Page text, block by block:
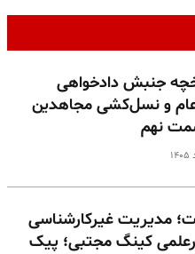
جنبش دادخواهی
و نسل‌کشی مجاهدین
نهم
مدیریت غیرکارشناسی
کینگ مجتبی؛ پیک